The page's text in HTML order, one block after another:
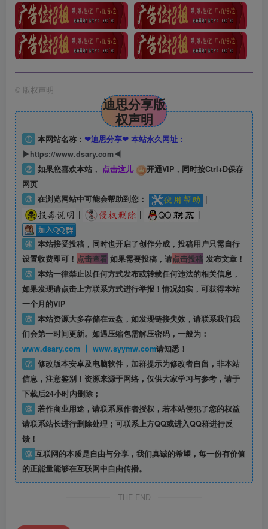
© 版权声明
迪思分享版
权声明
① 本网站名称： ❤迪思分享❤ 本站永久网址：
▶https://www.dsary.com◀
② 如果您喜欢本站， 点击这儿
开通VIP，同时按Ctrl+D保存
网页
③ 在浏览网站中可能会帮助到您：
|
|
| |
④ 本站接受投稿，同时也开启了创作分成，投稿用户只需自行
设置收费即可！ 点击查看如果需要投稿，请点击投稿发布文章！
⑤ 本站一律禁止以任何方式发布或转载任何违法的相关信息，
如果发现请点击上方联系方式进行举报！情况如实，可获得本站
一个月的VIP
⑥ 本站资源大多存储在云盘，如发现链接失效，请联系我们我
们会第一时间更新。如遇压缩包需解压密码，一般为：
www.dsary.com 丨 www.syymw.com请知悉！
⑦ 修改版本安卓及电脑软件，加群提示为修改者自留， 非本站
信息，注意鉴别！资源来源于网络，仅供大家学习与参考，请于
下载后24小时内删除；
⑧ 若作商业用途，请联系原作者授权，若本站侵犯了您的权益
请联系站长进行删除处理；可联系上方QQ或进入QQ群进行反
馈！
⑨ 互联网的本质是自由与分享，我们真诚的希望，每一份有价值
的正能量能够在互联网中自由传播。
THE END